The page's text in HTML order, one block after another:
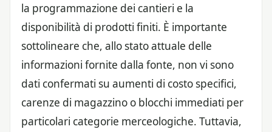
la programmazione dei cantieri e la
disponibilità di prodotti finiti. È importante
sottolineare che, allo stato attuale delle
informazioni fornite dalla fonte, non vi sono
dati confermati su aumenti di costo specifici,
carenze di magazzino o blocchi immediati per
particolari categorie merceologiche. Tuttavia,